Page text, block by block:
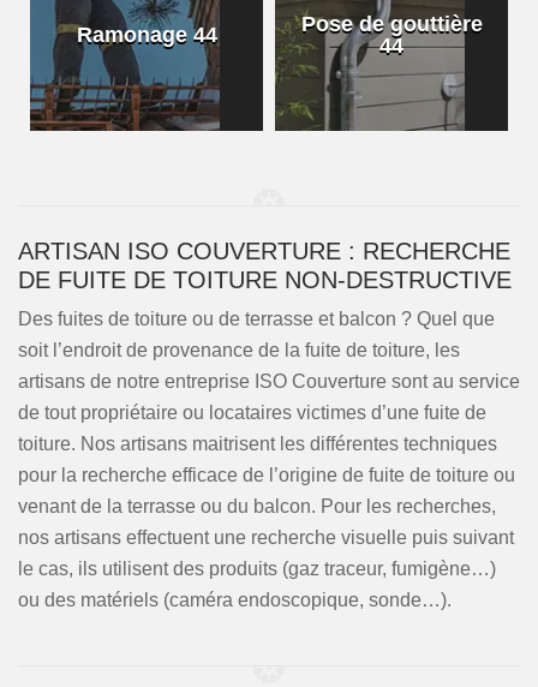
Ramonage 44
Pose de gouttière
44
ARTISAN ISO COUVERTURE : RECHERCHE
DE FUITE DE TOITURE NON-DESTRUCTIVE
Des fuites de toiture ou de terrasse et balcon ? Quel que
soit l’endroit de provenance de la fuite de toiture, les
artisans de notre entreprise ISO Couverture sont au service
de tout propriétaire ou locataires victimes d’une fuite de
toiture. Nos artisans maitrisent les différentes techniques
pour la recherche efficace de l’origine de fuite de toiture ou
venant de la terrasse ou du balcon. Pour les recherches,
nos artisans effectuent une recherche visuelle puis suivant
le cas, ils utilisent des produits (gaz traceur, fumigène…)
ou des matériels (caméra endoscopique, sonde…).